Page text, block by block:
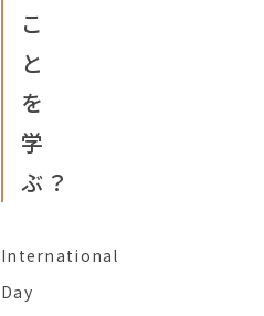
こ
と
を
学
ぶ？
International
Day